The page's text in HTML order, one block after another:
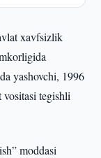
xavfsizlik
yashovchi, 1996
tegishli
moddasi